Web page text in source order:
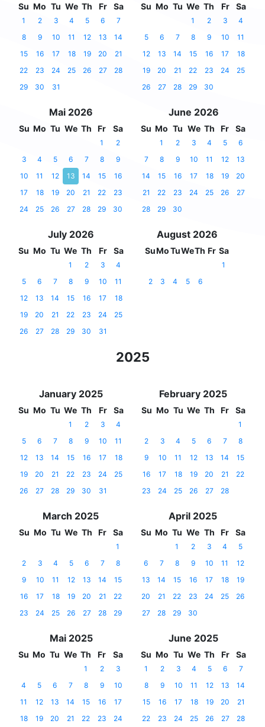
Su Mo Tu We Th Fr Sa
1 2 3 4 5 6
7
8
9 10 11 12 13
14
15
16 17 18 19 20
21
22
23 24 25 26 27
28
29
30 31
Su Mo Tu We Th Fr Sa
1 2 3
4
5
6 7 8 9 10
11
12
13 14 15 16 17
18
19
20 21 22 23 24
25
26
27 28 29 30
Mai 2026
Su Mo Tu We Th Fr Sa
1
2
3
4 5 6 7 8
9
10
11 12 13 14 15
16
17
18 19 20 21 22
23
24
25 26 27 28 29 30
June 2026
Su Mo Tu We Th Fr Sa
1 2 3 4 5
6
7
8 9 10 11 12
13
14
15 16 17 18 19
20
21
22 23 24 25 26
27
28
29 30
July 2026
Su Mo Tu We Th Fr Sa
1 2 3
4
5
6 7 8 9 10
11
12
13 14 15 16 17
18
19
20 21 22 23 24
25
26
27 28 29 30 31
August 2026
SuMoTuWeTh Fr Sa
1
2
3 4 5 6
2025
January 2025
Su Mo Tu We Th Fr Sa
1 2 3
4
5
6 7 8 9 10
11
12
13 14 15 16 17
18
19
20 21 22 23 24
25
26
27 28 29 30 31
February 2025
Su Mo Tu We Th Fr Sa
1
2
3 4 5 6 7
8
9
10 11 12 13 14
15
16
17 18 19 20 21
22
23
24 25 26 27 28
March 2025
Su Mo Tu We Th Fr Sa
1
2
3 4 5 6 7
8
9
10 11 12 13 14
15
16
17 18 19 20 21
22
23
24 25 26 27 28 29
April 2025
Su Mo Tu We Th Fr Sa
1 2 3 4
5
6
7 8 9 10 11
12
13
14 15 16 17 18
19
20
21 22 23 24 25
26
27
28 29 30
Mai 2025
Su Mo Tu We Th Fr Sa
1 2
3
4
5 6 7 8 9
10
11
12 13 14 15 16
17
18
19 20 21 22 23
24
June 2025
Su Mo Tu We Th Fr Sa
1 2 3 4 5 6
7
8
9 10 11 12 13
14
15
16 17 18 19 20
21
22
23 24 25 26 27
28